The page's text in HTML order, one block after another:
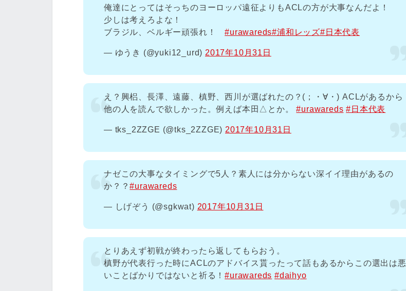
俺達にとってはそっちのヨーロッパ遠征よりもACLの方が大事なんだよ！
少しは考えろよな！
ブラジル、ベルギー頑張れ！#urawareds#浦和レッズ#日本代表
— ゆうき (@yuki12_urd) 2017年10月31日
え？興梠、長澤、遠藤、槙野、西川が選ばれたの？(；・∀・) ACLがあるから
他の人を読んで欲しかった。例えば本田△とか。#urawareds #日本代表
— tks_2ZZGE (@tks_2ZZGE) 2017年10月31日
ナゼこの大事なタイミングで5人？素人には分からない深イイ理由があるの
か？？#urawareds
— しげぞう (@sgkwat) 2017年10月31日
とりあえず初戦が終わったら返してもらおう。
槙野が代表行った時にACLのアドバイス貰ったって話もあるからこの選出は悪
いことばかりではないと祈る！#urawareds #daihyo